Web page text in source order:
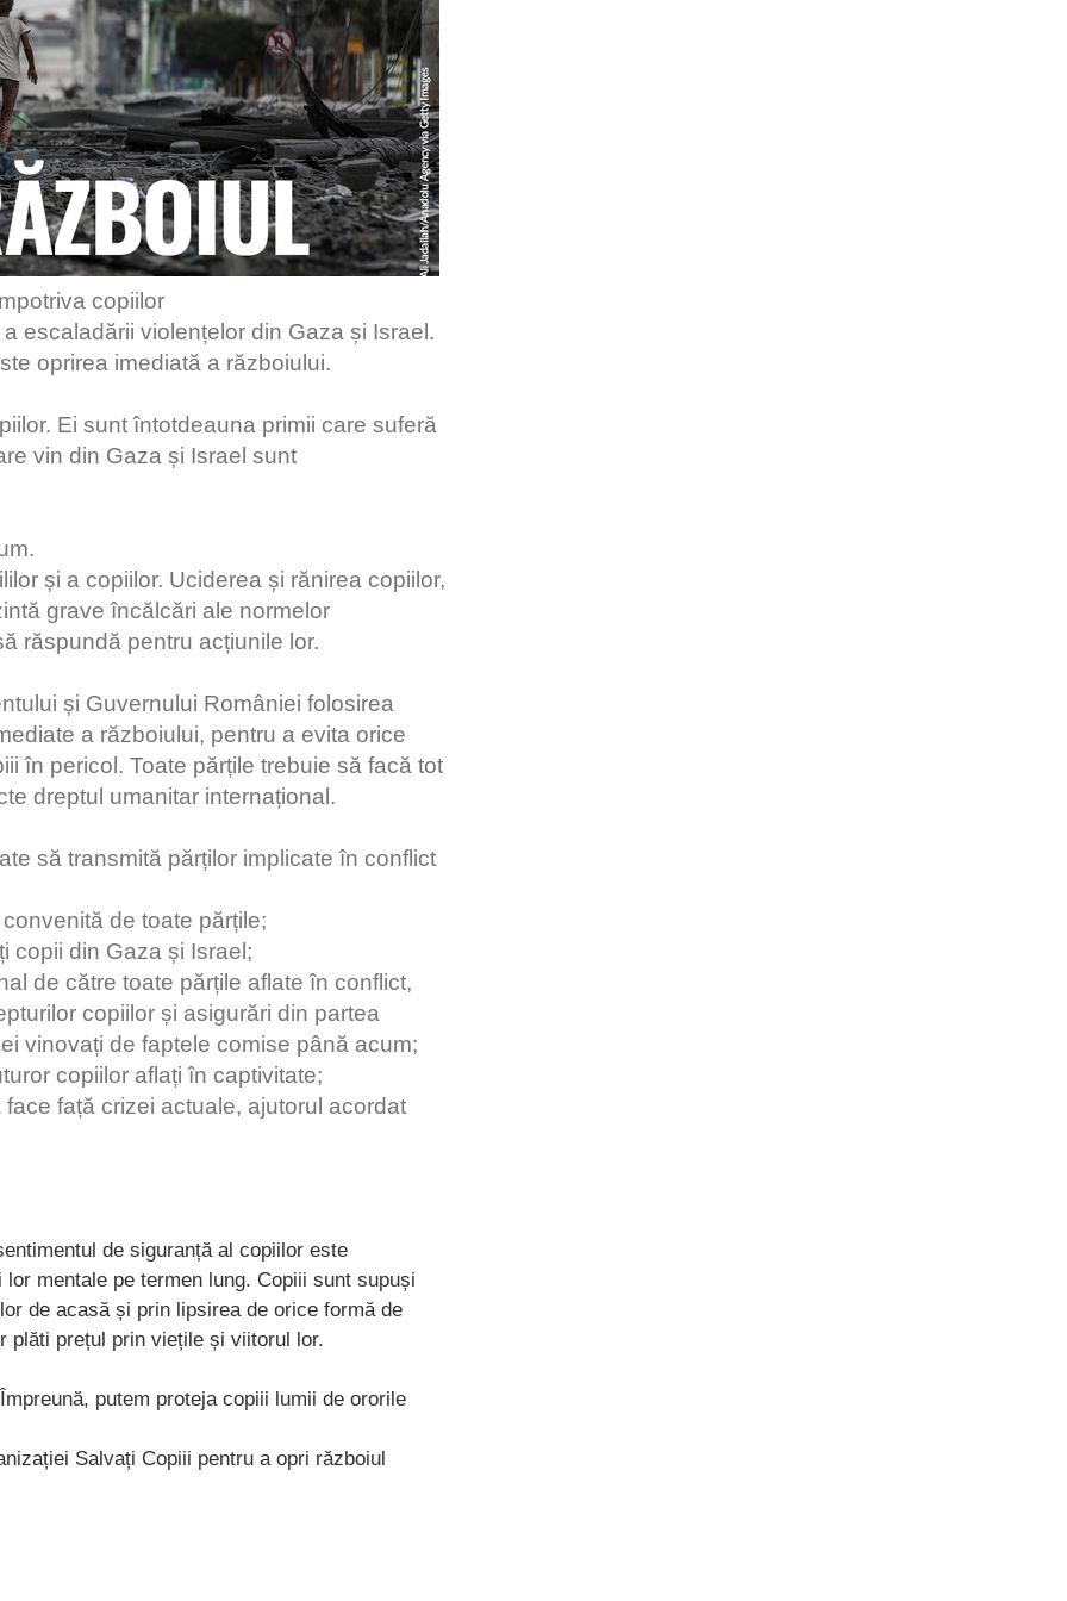
copiilor
escaladării violențelor din Gaza și Israel.
oprirea imediată a războiului.
Ei sunt întotdeauna primii care suferă
vin din Gaza și Israel sunt
și a copiilor. Uciderea și rănirea copiilor,
grave încălcări ale normelor
răspundă pentru acțiunile lor.
și Guvernului României folosirea
a războiului, pentru a evita orice
în pericol. Toate părțile trebuie să facă tot
dreptul umanitar internațional.
să transmită părților implicate în conflict
de toate părțile;
copii din Gaza și Israel;
de către toate părțile aflate în conflict,
copiilor și asigurări din partea
vinovați de faptele comise până acum;
copiilor aflați în captivitate;
față crizei actuale, ajutorul acordat
de siguranță al copiilor este
mentale pe termen lung. Copiii sunt supuși
de acasă și prin lipsirea de orice formă de
plăti prețul prin viețile și viitorul lor.
putem proteja copiii lumii de ororile
Salvați Copiii pentru a opri războiul